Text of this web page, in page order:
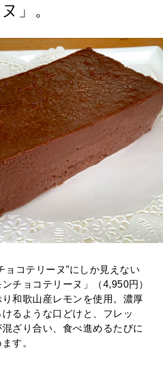
」。
ョコテリーヌ”にしか見えない
チョコテリーヌ」（4,950円）
和歌山産レモンを使用。濃厚
るような口どけと、フレッ
ざり合い、食べ進めるたびに
す。